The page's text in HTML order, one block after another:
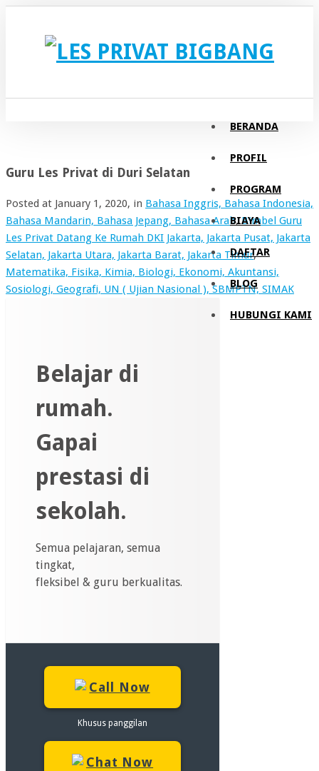
BERANDA
PROFIL
PROGRAM
BIAYA
DAFTAR
BLOG
HUBUNGI KAMI
Guru Les Privat di Duri Selatan
Posted at January 1, 2020, in Bahasa Inggris, Bahasa Indonesia,
Bahasa Mandarin, Bahasa Jepang, Bahasa Arab,Bimbel Guru
Les Privat Datang Ke Rumah DKI Jakarta, Jakarta Pusat, Jakarta
Selatan, Jakarta Utara, Jakarta Barat, Jakarta Timur,
Matematika, Fisika, Kimia, Biologi, Ekonomi, Akuntansi,
Sosiologi, Geografi, UN ( Ujian Nasional ), SBMPTN, SIMAK
Belajar di
rumah.
Gapai
prestasi di
sekolah.
Semua pelajaran, semua
tingkat,
fleksibel & guru berkualitas.
Call Now
Khusus panggilan
Chat Now